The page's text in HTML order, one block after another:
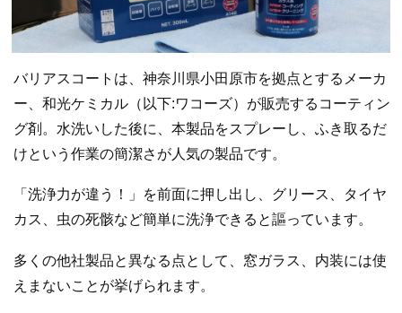
バリアスコートは、神奈川県小田原市を拠点とするメーカ
ー、和光ケミカル（以下:ワコーズ）が販売するコーティン
グ剤。水洗いした後に、本製品をスプレーし、ふき取るだ
けという作業の簡潔さが人気の製品です。
「洗浄力が違う！」を前面に押し出し、グリース、タイヤ
カス、虫の死骸など簡単に洗浄できると謳っています。
多くの他社製品と異なる点として、窓ガラス、内装には使
えまないことが挙げられます。